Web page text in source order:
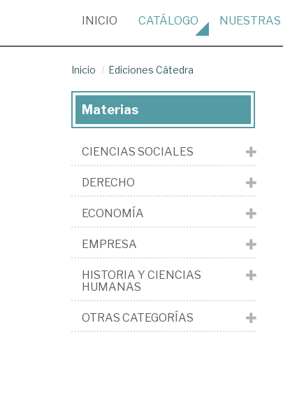
INICIO (CURRENT)
CATÁLOGO NUESTRAS
Inicio Ediciones Cátedra
Materias
CIENCIAS SOCIALES
DERECHO
ECONOMÍA
EMPRESA
HISTORIA Y CIENCIAS
HUMANAS
OTRAS CATEGORÍAS